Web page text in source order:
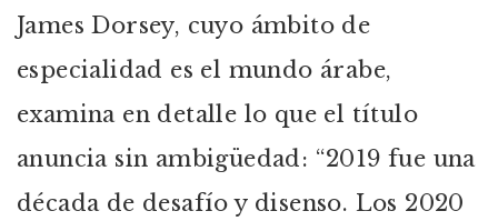
James Dorsey, cuyo ámbito de
especialidad es el mundo árabe,
examina en detalle lo que el título
anuncia sin ambigüedad: “2019 fue una
década de desafío y disenso. Los 2020